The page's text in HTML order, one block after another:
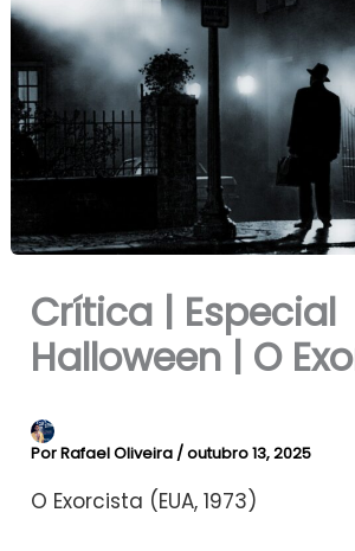
Crítica | Especial
Halloween | O
PorRafael Oliveira /outubro 13, 2025
O Exorcista (EUA, 1973)